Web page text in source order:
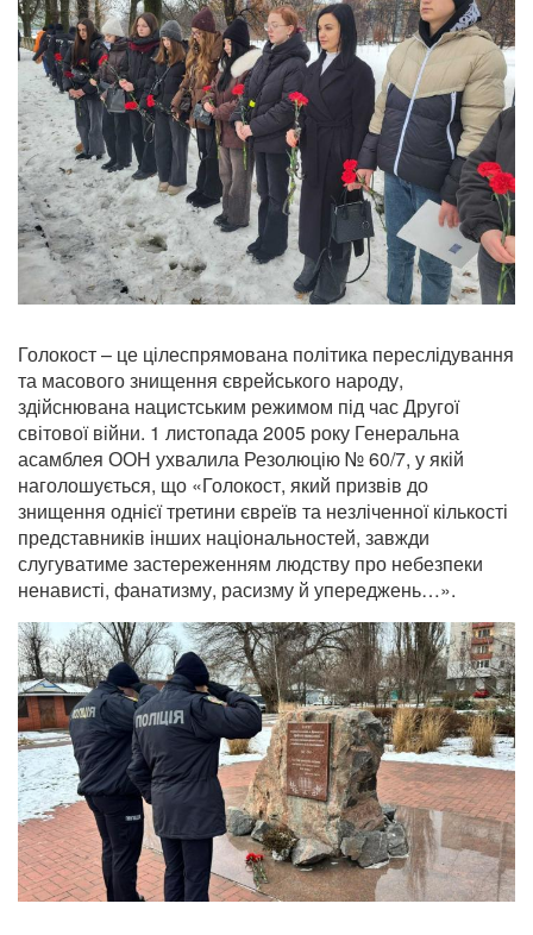
Голокост – це цілеспрямована політика переслідування
та масового знищення єврейського народу,
здійснювана нацистським режимом під час Другої
світової війни. 1 листопада 2005 року Генеральна
асамблея ООН ухвалила Резолюцію № 60/7, у якій
наголошується, що «Голокост, який призвів до
знищення однієї третини євреїв та незліченної кількості
представників інших національностей, завжди
слугуватиме застереженням людству про небезпеки
ненависті, фанатизму, расизму й упереджень…».